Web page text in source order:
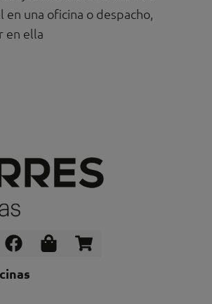
una oficina o despacho,
en ella
Facebook
Shopping-
bag
Shopping-
cart